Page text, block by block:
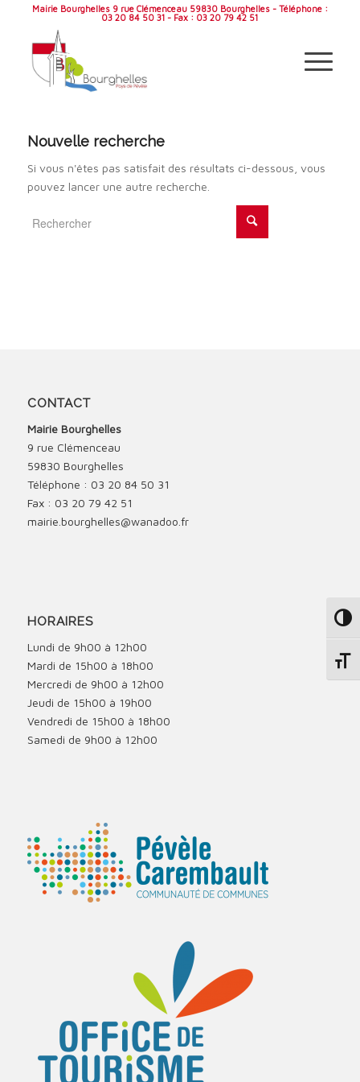
Mairie Bourghelles 9 rue Clémenceau 59830 Bourghelles - Téléphone :
03 20 84 50 31 - Fax : 03 20 79 42 51
Nouvelle recherche
Si vous n'êtes pas satisfait des résultats ci-dessous, vous
pouvez lancer une autre recherche.
CONTACT
Mairie Bourghelles
9 rue Clémenceau
59830 Bourghelles
Téléphone : 03 20 84 50 31
Fax : 03 20 79 42 51
mairie.bourghelles@wanadoo.fr
HORAIRES
Lundi de 9h00 à 12h00
Mardi de 15h00 à 18h00
Mercredi de 9h00 à 12h00
Jeudi de 15h00 à 19h00
Vendredi de 15h00 à 18h00
Samedi de 9h00 à 12h00